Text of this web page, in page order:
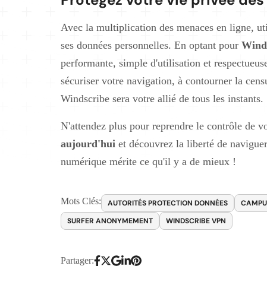
Avec la multiplication des menaces en ligne,
ses données personnelles. En optant pour
performante, simple d'utilisation et
sécuriser votre navigation, à contourner la
Windscribe sera votre allié de tous les instants.
N'attendez plus pour reprendre le contrôle de
aujourd'hui et découvrez la liberté de
numérique mérite ce qu'il y a de mieux !
Mots Clés: AUTORITÉS PROTECTION DONNÉES
SURFER ANONYMEMENT
WINDSCRIBE VPN
Partager: